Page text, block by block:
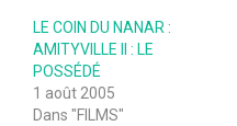
LE COIN DU NANAR :
AMITYVILLE II : LE
POSSÉDÉ
1 août 2005
Dans "FILMS"